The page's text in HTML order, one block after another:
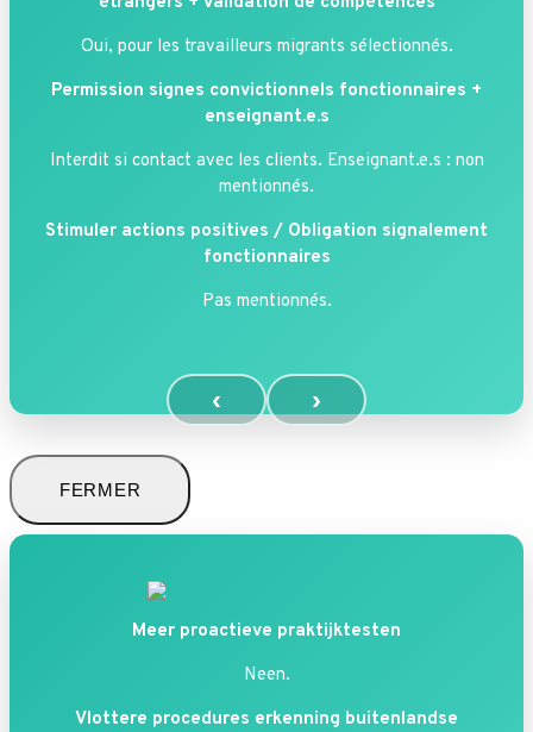
Oui, pour les travailleurs migrants sélectionnés.
Permission signes convictionnels fonctionnaires +
enseignant.e.s
Interdit si contact avec les clients. Enseignant.e.s : non
mentionnés.
Stimuler actions positives / Obligation signalement
fonctionnaires
Pas mentionnés.
‹ ›
FERMER
Meer proactieve praktijktesten
Neen.
Vlottere procedures erkenning buitenlandse